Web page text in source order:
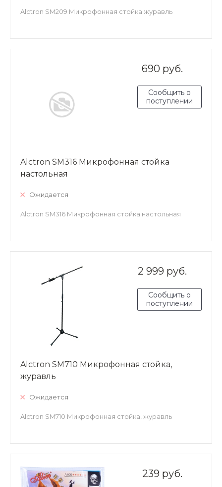
Alctron SM209 Микрофонная стойка журавль
690 руб.
Сообщить о
поступлении
Alctron SM316 Микрофонная стойка
настольная
Ожидается
Alctron SM316 Микрофонная стойка настольная
2 999 руб.
Сообщить о
поступлении
Alctron SM710 Микрофонная стойка,
журавль
Ожидается
Alctron SM710 Микрофонная стойка, журавль
239 руб.